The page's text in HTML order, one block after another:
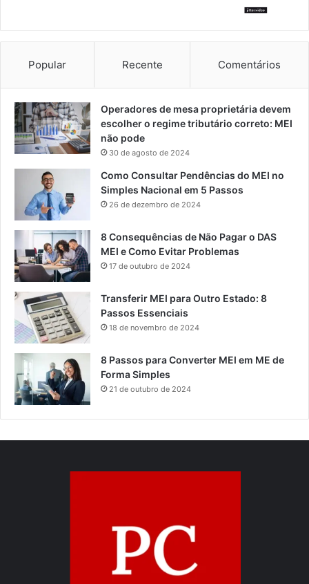
Popular Recente Comentários
Operadores de mesa proprietária devem
escolher o regime tributário correto: MEI
não pode
30 de agosto de 2024
Como Consultar Pendências do MEI no
Simples Nacional em 5 Passos
26 de dezembro de 2024
8 Consequências de Não Pagar o DAS
MEI e Como Evitar Problemas
17 de outubro de 2024
Transferir MEI para Outro Estado: 8
Passos Essenciais
18 de novembro de 2024
8 Passos para Converter MEI em ME de
Forma Simples
21 de outubro de 2024